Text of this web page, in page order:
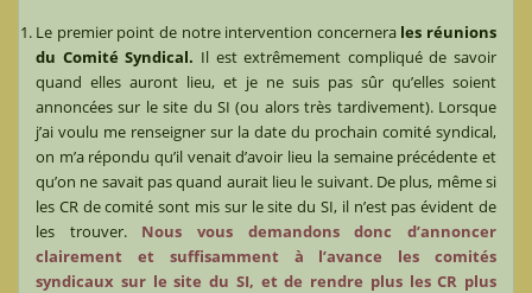
Le premier point de notre intervention concernera les réunions
du Comité Syndical. Il est extrêmement compliqué de savoir
quand elles auront lieu, et je ne suis pas sûr qu’elles soient
annoncées sur le site du SI (ou alors très tardivement). Lorsque
j’ai voulu me renseigner sur la date du prochain comité syndical,
on m’a répondu qu’il venait d’avoir lieu la semaine précédente et
qu’on ne savait pas quand aurait lieu le suivant. De plus, même si
les CR de comité sont mis sur le site du SI, il n’est pas évident de
les trouver. Nous vous demandons donc d’annoncer
clairement et suffisamment à l’avance les comités
syndicaux sur le site du SI, et de rendre plus les CR plus